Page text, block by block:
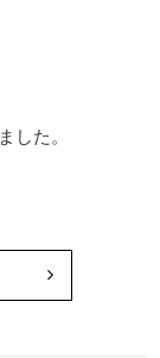
した。